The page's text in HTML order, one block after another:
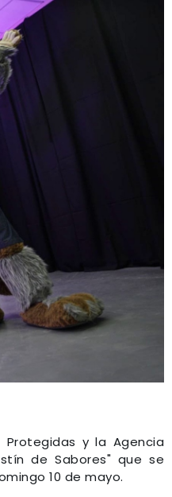
y la Agencia
de Sabores" que se
10 de mayo.